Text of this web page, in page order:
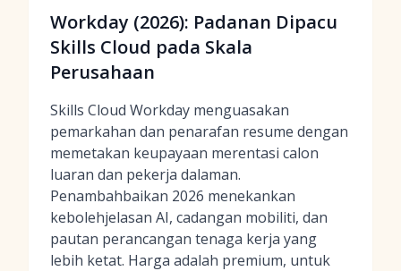
Workday (2026): Padanan Dipacu
Skills Cloud pada Skala
Perusahaan
Skills Cloud Workday menguasakan
pemarkahan dan penarafan resume dengan
memetakan keupayaan merentasi calon
luaran dan pekerja dalaman.
Penambahbaikan 2026 menekankan
kebolehjelasan AI, cadangan mobiliti, dan
pautan perancangan tenaga kerja yang
lebih ketat. Harga adalah premium, untuk